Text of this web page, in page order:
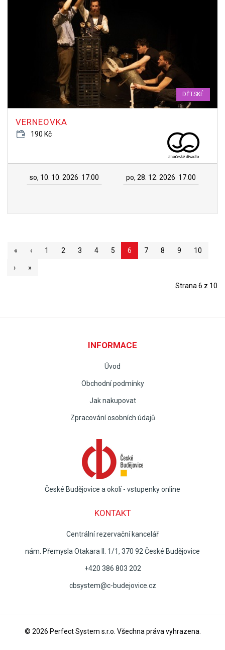
DĚTSKÉ
VERNEOVKA
190 Kč
so, 10. 10. 2026 17:00 po, 28. 12. 2026 17:00
« ‹ 1 2 3 4 5 6 7 8 9 10
› »
Strana 6 z 10
INFORMACE
Úvod
Obchodní podmínky
Jak nakupovat
Zpracování osobních údajů
České Budějovice a okolí - vstupenky online
KONTAKT
Centrální rezervační kancelář
nám. Přemysla Otakara II. 1/1, 370 92 České Budějovice
+420 386 803 202
cbsystem@c-budejovice.cz
© 2026 Perfect System s.r.o . Všechna práva vyhrazena.